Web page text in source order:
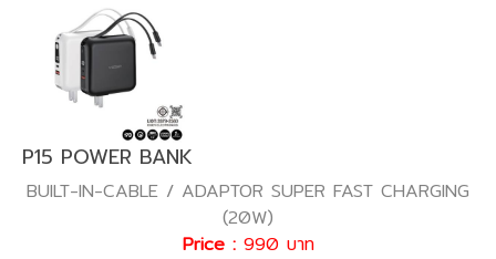
P15 POWER BANK
BUILT-IN-CABLE / ADAPTOR SUPER FAST CHARGING
(20W)
Price : 990 บาท